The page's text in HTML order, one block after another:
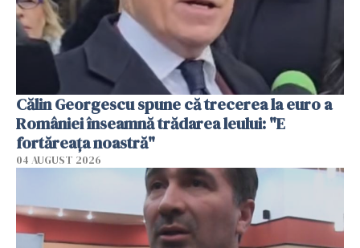
Călin Georgescu spune că trecerea la euro a
României înseamnă trădarea leului: "E
fortăreața noastră"
04 AUGUST 2026